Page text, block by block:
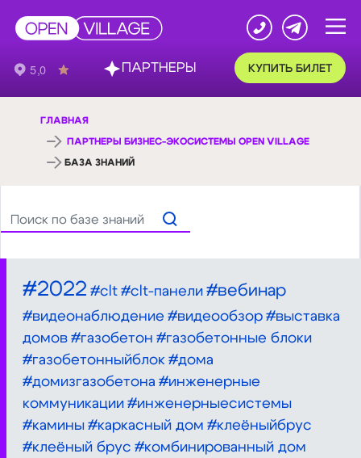
КУПИТЬ БИЛЕТ
ГЛАВНАЯ
ПАРТНЕРЫ БИЗНЕС-ЭКОСИСТЕМЫ OPEN VILLAGE
БАЗА ЗНАНИЙ
#2022 #clt #clt-панели #вебинар
#видеонаблюдение #видеообзор #выставка
домов #газобетон #газобетонные блоки
#газобетонныйблок #дома
#домизгазобетона #инженерные
коммуникации #инженерныесистемы
#камины #каркасный дом #клеëныйбрус
#клеёный брус #комбинированный дом